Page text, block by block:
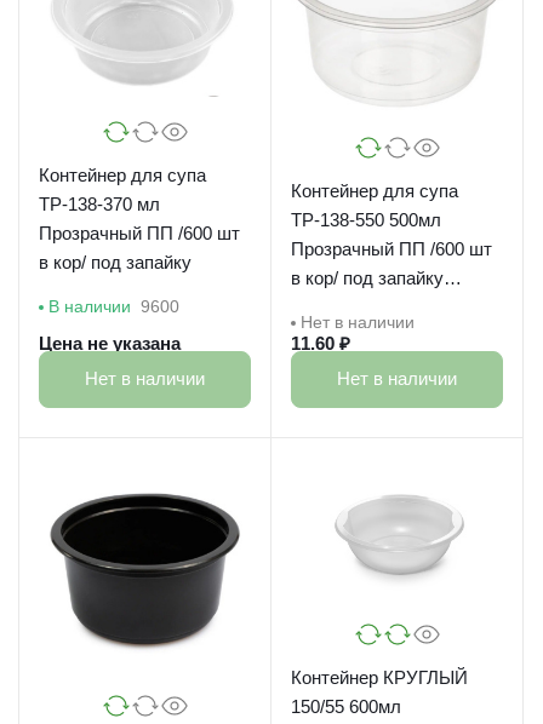
Контейнер для супа
ТР-138-370 мл
Прозрачный ПП /600 шт
в кор/ под запайку
В наличии 9600
Цена не указана
Нет в наличии
Контейнер для супа
ТР-138-550 500мл
Прозрачный ПП /600 шт
в кор/ под запайку
Нет в наличии
11.60 ₽
Нет в наличии
Контейнер КРУГЛЫЙ
150/55 600мл